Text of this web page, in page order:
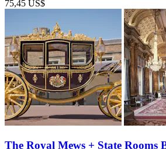
75,45 US$
The Royal Mews + State Rooms